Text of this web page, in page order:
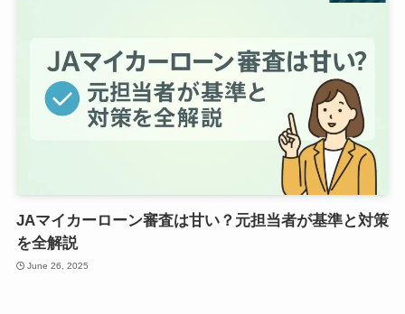
JAマイカーローン審査は甘い？元担当者が基準と対策
を全解説
June 26, 2025